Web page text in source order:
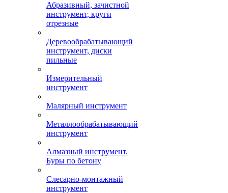
Абразивный, зачистной
инструмент, круги
отрезные
Деревообрабатывающий
инструмент, диски
пильные
Измерительный
инструмент
Малярный инструмент
Металлообрабатывающий
инструмент
Алмазный инструмент.
Буры по бетону
Слесарно-монтажный
инструмент